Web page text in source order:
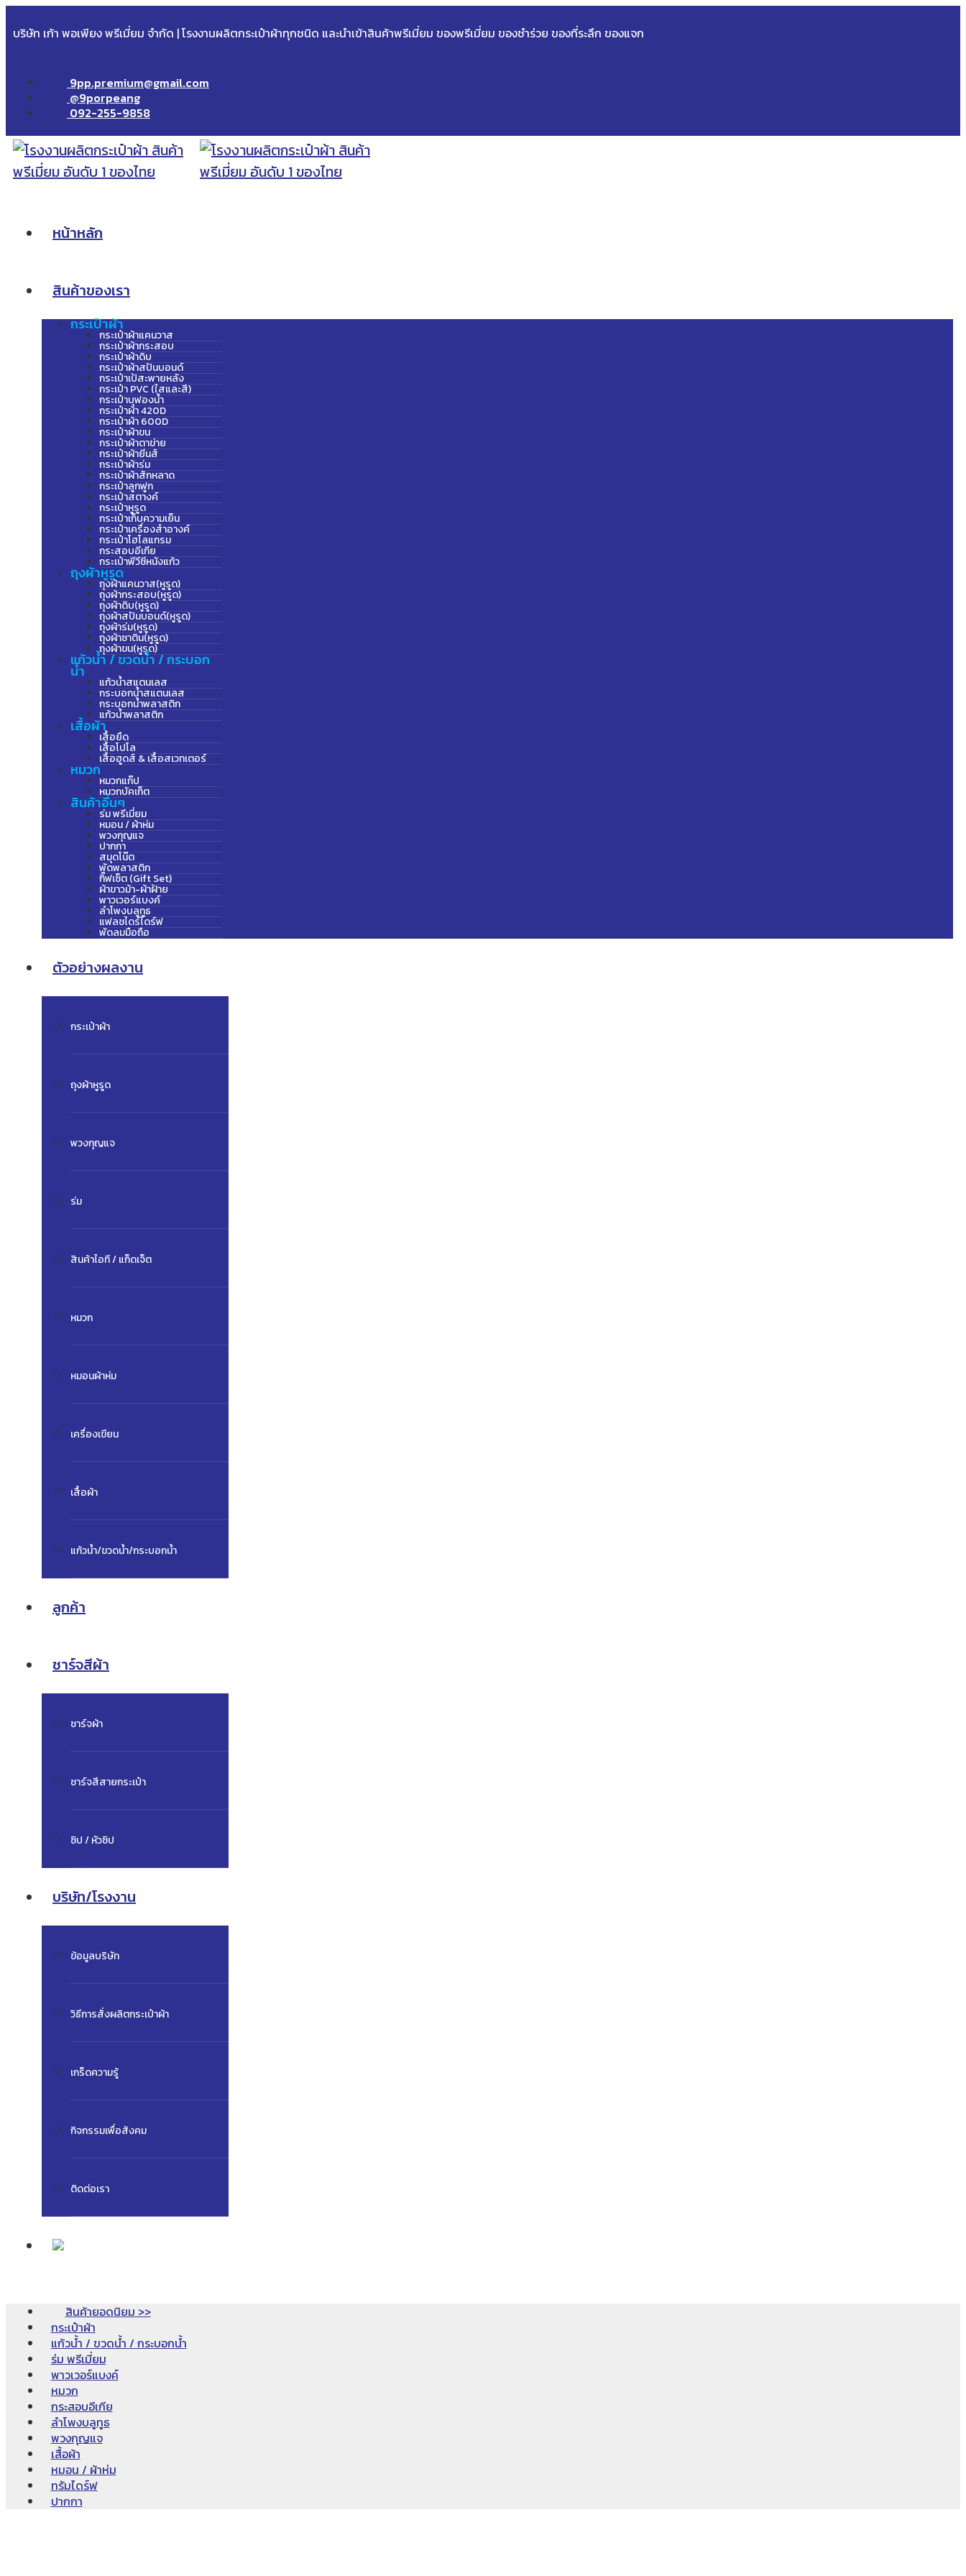
บริษัท เก้า พอเพียง พรีเมี่ยม จำกัด | โรงงานผลิตกระเป๋าผ้าทุกชนิด และนำเข้าสินค้าพรีเมี่ยม ของพรีเมี่ยม ของชำร่วย ของที่ระลึก ของแจก
9pp.premium@gmail.com
@9porpeang
092-255-9858
หน้าหลัก
สินค้าของเรา
กระเป๋าผ้า
กระเป๋าผ้าแคนวาส
กระเป๋าผ้ากระสอบ
กระเป๋าผ้าดิบ
กระเป๋าผ้าสปันบอนด์
กระเป๋าเป้สะพายหลัง
กระเป๋า PVC (ใสและสี)
กระเป๋าบุฟองน้ำ
กระเป๋าผ้า 420D
กระเป๋าผ้า 600D
กระเป๋าผ้าขน
กระเป๋าผ้าตาข่าย
กระเป๋าผ้ายีนส์
กระเป๋าผ้าร่ม
กระเป๋าผ้าสักหลาด
กระเป๋าลูกฟูก
กระเป๋าสตางค์
กระเป๋าหูรูด
กระเป๋าเก็บความเย็น
กระเป๋าเครื่องสำอางค์
กระเป๋าโฮโลแกรม
กระสอบอีเกีย
กระเป๋าพีวีซีหนังแก้ว
ถุงผ้าหูรูด
ถุงผ้าแคนวาส(หูรูด)
ถุงผ้ากระสอบ(หูรูด)
ถุงผ้าดิบ(หูรูด)
ถุงผ้าสปันบอนด์(หูรูด)
ถุงผ้าร่ม(หูรูด)
ถุงผ้าซาติน(หูรูด)
ถุงผ้าขน(หูรูด)
แก้วน้ำ / ขวดน้ำ / กระบอก
น้ำ
แก้วน้ำสแตนเลส
กระบอกน้ำสแตนเลส
กระบอกน้ำพลาสติก
แก้วน้ำพลาสติก
เสื้อผ้า
เสื้อยืด
เสื้อโปโล
เสื้อฮูดส์ & เสื้อสเวทเตอร์
หมวก
หมวกแก๊ป
หมวกบัคเก็ต
สินค้าอื่นๆ
ร่ม พรีเมี่ยม
หมอน / ผ้าห่ม
พวงกุญแจ
ปากกา
สมุดโน๊ต
พัดพลาสติก
กิ๊ฟเซ็ต (Gift Set)
ผ้าขาวม้า-ผ้าฝ้าย
พาวเวอร์แบงค์
ลำโพงบลูทูธ
แฟลชไดร์ไดร์ฟ
พัดลมมือถือ
ตัวอย่างผลงาน
กระเป๋าผ้า
ถุงผ้าหูรูด
พวงกุญแจ
ร่ม
สินค้าไอที / แก็ดเจ็ต
หมวก
หมอนผ้าห่ม
เครื่องเขียน
เสื้อผ้า
แก้วน้ำ/ขวดน้ำ/กระบอกน้ำ
ลูกค้า
ชาร์จสีผ้า
ชาร์จผ้า
ชาร์จสีสายกระเป๋า
ซิป / หัวซิป
บริษัท/โรงงาน
ข้อมูลบริษัท
วิธีการสั่งผลิตกระเป๋าผ้า
เกร็ดความรู้
กิจกรรมเพื่อสังคม
ติดต่อเรา
สินค้ายอดนิยม >>
กระเป๋าผ้า
แก้วน้ำ / ขวดน้ำ / กระบอกน้ำ
ร่ม พรีเมี่ยม
พาวเวอร์แบงค์
หมวก
กระสอบอีเกีย
ลำโพงบลูทูธ
พวงกุญแจ
เสื้อผ้า
หมอน / ผ้าห่ม
ทรัมไดร์ฟ
ปากกา